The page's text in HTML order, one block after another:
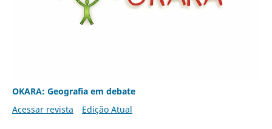
OKARA: Geografia em debate
Acessar revista
Edição Atual